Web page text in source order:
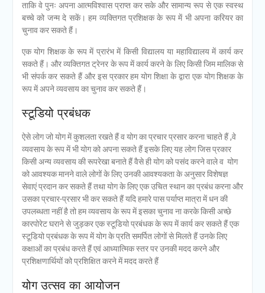
ताकि वे पुनः अपना आत्मविश्वास प्राप्त कर सके और सामान्य रूप से एक स्वस्थ
बच्चे को जन्म दे सकें। हम व्यक्तिगत प्रशिक्षक के रूप में भी अपना करियर का
चुनाव कर सकते हैं।
एक योग शिक्षक के रूप में प्रारंभ में किसी विद्यालय या महाविद्यालय में कार्य कर
सकते हैं। और व्यक्तिगत ट्रेनर के रूप में कार्य करने के लिए किसी जिम मालिक से
भी संपर्क कर सकते हैं और इस प्रकार हम योग शिक्षा के द्वारा एक योग शिक्षक के
रूप में अपने व्यवसाय का चुनाव कर सकते हैं।
स्टूडियो प्रबंधक
ऐसे लोग जो योग में कुशलता रखते हैं व योग का प्रचार प्रसार करना चाहते हैं ,वे
व्यवसाय के रूप में भी योग को अपना सकते हैं इसके लिए यह लोग जिस प्रकार
किसी अन्य व्यवसाय की रूपरेखा बनाते हैं वैसे ही योग को पसंद करने वाले व योग
को आवश्यक मानने वाले लोगों के लिए उनकी आवश्यकता के अनुसार विशेषज्ञ
सेवाएं प्रदान कर सकते हैं तथा योग के लिए एक उचित स्थान का प्रबंध करना और
उसका प्रचार-प्रसार भी कर सकते हैं यदि हमारे पास पर्याप्त मात्रा में धन की
उपलब्धता नहीं है तो हम व्यवसाय के रूप में इसका चुनाव ना करके किसी अच्छे
कारपोरेट घराने से जुड़कर एक स्टूडियो प्रबंधक के रूप में कार्य कर सकते हैं एक
स्टूडियो प्रबंधक के रूप में योग के प्रति समर्पित लोगों से मिलते हैं उनके लिए
कक्षाओं का प्रबंध करते हैं एवं आध्यात्मिक स्तर पर उनकी मदद करने और
प्रशिक्षणार्थियों को प्रशिक्षित करने में मदद करते हैं
योग उत्सव का आयोजन